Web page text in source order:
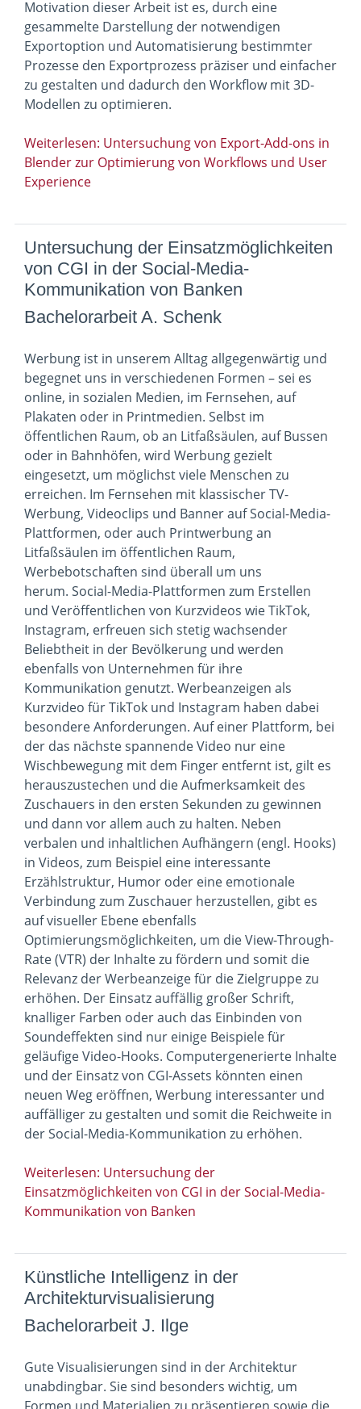
Motivation dieser Arbeit ist es, durch eine
gesammelte Darstellung der notwendigen
Exportoption und Automatisierung bestimmter
Prozesse den Exportprozess präziser und einfacher
zu gestalten und dadurch den Workflow mit 3D-
Modellen zu optimieren.
Weiterlesen: Untersuchung von Export-Add-ons in
Blender zur Optimierung von Workflows und User
Experience
Untersuchung der Einsatzmöglichkeiten
von CGI in der Social-Media-
Kommunikation von Banken
Bachelorarbeit A. Schenk
Werbung ist in unserem Alltag allgegenwärtig und
begegnet uns in verschiedenen Formen – sei es
online, in sozialen Medien, im Fernsehen, auf
Plakaten oder in Printmedien. Selbst im
öffentlichen Raum, ob an Litfaßsäulen, auf Bussen
oder in Bahnhöfen, wird Werbung gezielt
eingesetzt, um möglichst viele Menschen zu
erreichen. Im Fernsehen mit klassischer TV-
Werbung, Videoclips und Banner auf Social-Media-
Plattformen, oder auch Printwerbung an
Litfaßsäulen im öffentlichen Raum,
Werbebotschaften sind überall um uns
herum. Social-Media-Plattformen zum Erstellen
und Veröffentlichen von Kurzvideos wie TikTok,
Instagram, erfreuen sich stetig wachsender
Beliebtheit in der Bevölkerung und werden
ebenfalls von Unternehmen für ihre
Kommunikation genutzt. Werbeanzeigen als
Kurzvideo für TikTok und Instagram haben dabei
besondere Anforderungen. Auf einer Plattform, bei
der das nächste spannende Video nur eine
Wischbewegung mit dem Finger entfernt ist, gilt es
herauszustechen und die Aufmerksamkeit des
Zuschauers in den ersten Sekunden zu gewinnen
und dann vor allem auch zu halten. Neben
verbalen und inhaltlichen Aufhängern (engl. Hooks)
in Videos, zum Beispiel eine interessante
Erzählstruktur, Humor oder eine emotionale
Verbindung zum Zuschauer herzustellen, gibt es
auf visueller Ebene ebenfalls
Optimierungsmöglichkeiten, um die View-Through-
Rate (VTR) der Inhalte zu fördern und somit die
Relevanz der Werbeanzeige für die Zielgruppe zu
erhöhen. Der Einsatz auffällig großer Schrift,
knalliger Farben oder auch das Einbinden von
Soundeffekten sind nur einige Beispiele für
geläufige Video-Hooks. Computergenerierte Inhalte
und der Einsatz von CGI-Assets könnten einen
neuen Weg eröffnen, Werbung interessanter und
auffälliger zu gestalten und somit die Reichweite in
der Social-Media-Kommunikation zu erhöhen.
Weiterlesen: Untersuchung der
Einsatzmöglichkeiten von CGI in der Social-Media-
Kommunikation von Banken
Künstliche Intelligenz in der
Architekturvisualisierung
Bachelorarbeit J. Ilge
Gute Visualisierungen sind in der Architektur
unabdingbar. Sie sind besonders wichtig, um